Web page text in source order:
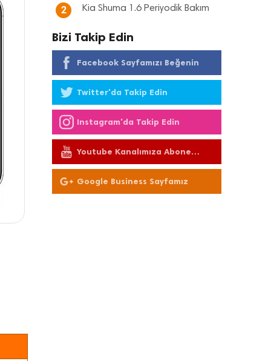
2 Kia Shuma 1.6 Periyodik Bakım
Bizi Takip Edin
Facebook Sayfamızı Beğenin
Twitter'da Takip Edin
Instagram'da Takip Edin
Youtube Kanalımıza Abone
Olun
Google Business Sayfamız